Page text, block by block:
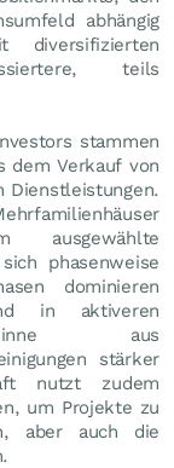
abhängig
teils
stammen
dem Verkauf von
Dienstleistungen.
ausgewählte
phasenweise
dominieren
in aktiveren
aus
stärker
nutzt zudem
um Projekte zu
aber auch die